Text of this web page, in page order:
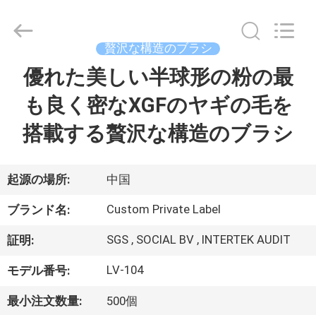
ダ
ク
ト
私
2017
Chanmy
Cosmetics
Reserved.
贅沢な構造のブラシ
優れた美しい半球形の粉の最
も良く密なXGFのヤギの毛を
搭載する贅沢な構造のブラシ
起源の場所: 中国
ブランド名: Custom Private Label
証明: SGS , SOCIAL BV , INTERTEK AUDIT
モデル番号: LV-104
最小注文数量: 500個